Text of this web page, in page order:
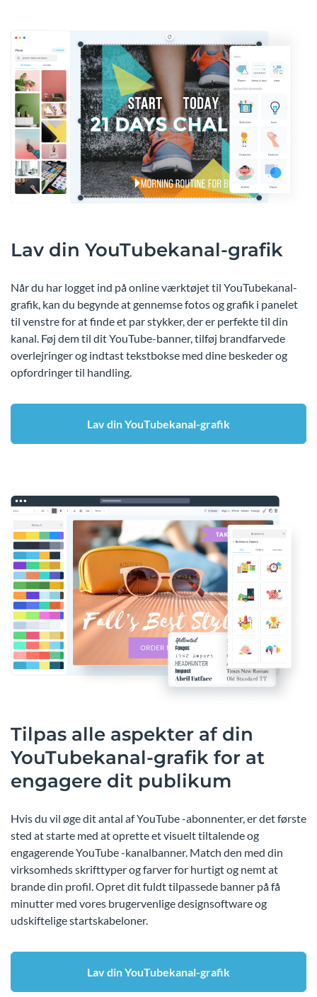
Lav din YouTubekanal-grafik
Når du har logget ind på online værktøjet til YouTubekanal-
grafik, kan du begynde at gennemse fotos og grafik i panelet
til venstre for at finde et par stykker, der er perfekte til din
kanal. Føj dem til dit YouTube-banner, tilføj brandfarvede
overlejringer og indtast tekstbokse med dine beskeder og
opfordringer til handling.
Lav din YouTubekanal-grafik
Tilpas alle aspekter af din
YouTubekanal-grafik for at
engagere dit publikum
Hvis du vil øge dit antal af YouTube -abonnenter, er det første
sted at starte med at oprette et visuelt tiltalende og
engagerende YouTube -kanalbanner. Match den med din
virksomheds skrifttyper og farver for hurtigt og nemt at
brande din profil. Opret dit fuldt tilpassede banner på få
minutter med vores brugervenlige designsoftware og
udskiftelige startskabeloner.
Lav din YouTubekanal-grafik